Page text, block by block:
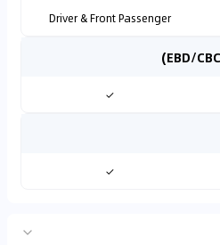
Driver & Front Passenger
✓
✓